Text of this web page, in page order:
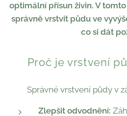
optimální přísun živin. V
správně vrstvit půdu ve
co si dát
Proč je vrstvení
Správné vrstvení půdy v
Zlepšit odvodnění: